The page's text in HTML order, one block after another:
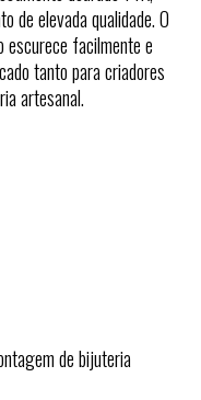
de elevada qualidade. O
escurece facilmente e
tanto para criadores
artesanal.
de bijuteria